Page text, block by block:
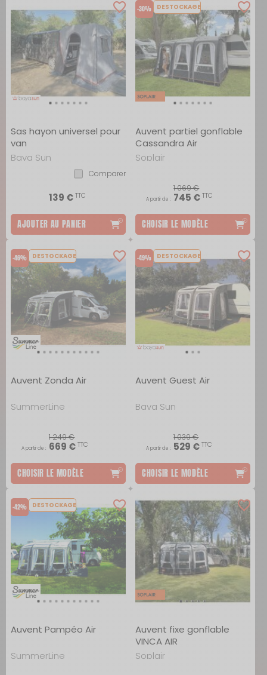
Sas hayon universel pour
van
Baya Sun
Comparer
139 €TTC
AJOUTER AU PANIER
-30% DESTOCKAGE
Auvent partiel gonflable
Cassandra Air
Soplair
1 069 €
A partir de : 745 €TTC
CHOISIR LE MODÈLE
-46% DESTOCKAGE
Auvent Zonda Air
SummerLine
1 249 €
A partir de : 669 €TTC
CHOISIR LE MODÈLE
-49% DESTOCKAGE
Auvent Guest Air
Baya Sun
1 039 €
A partir de : 529 €TTC
CHOISIR LE MODÈLE
-42% DESTOCKAGE
Auvent Pampéo Air
SummerLine
Auvent fixe gonflable
VINCA AIR
Soplair